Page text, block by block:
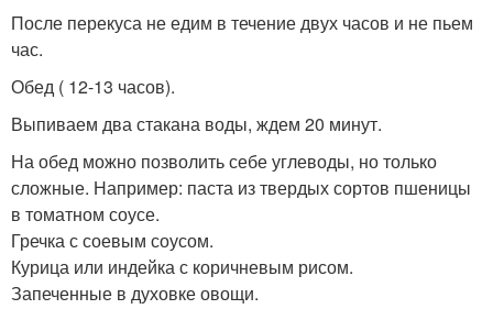
После перекуса не едим в течение двух часов и не пьем
час.
Обед ( 12-13 часов).
Выпиваем два стакана воды, ждем 20 минут.
На обед можно позволить себе углеводы, но только
сложные. Например: паста из твердых сортов пшеницы
в томатном соусе.
Гречка с соевым соусом.
Курица или индейка с коричневым рисом.
Запеченные в духовке овощи.